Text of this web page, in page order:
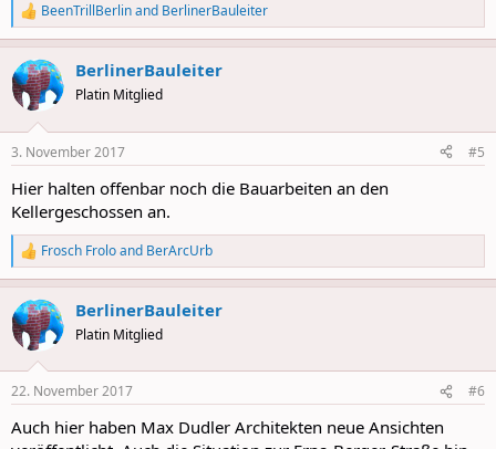
R
e
a
c
t
i
s
BeenTrillBerlinand BerlinerBauleiter
BerlinerBauleiter
Platin Mitglied
3. November 2017 #5
Hier halten offenbar noch die Bauarbeiten an den
Kellergeschossen an.
R
e
a
c
t
i
s
Frosch Froloand BerArcUrb
BerlinerBauleiter
Platin Mitglied
22. November 2017 #6
Auch hier haben Max Dudler Architekten neue Ansichten